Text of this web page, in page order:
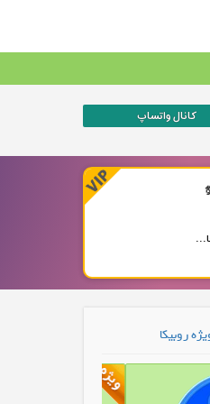
کانال واتساپ
روبیکا